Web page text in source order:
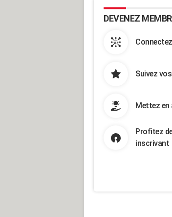
DEVENEZ
Suivez
Mettez en
Profitez
inscrivant